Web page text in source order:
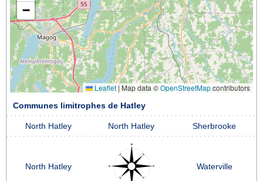
−
Leaflet | Map data ©OpenStreetMapcontributors
Communes limitrophes de Hatley
North Hatley North Hatley Sherbrooke
North Hatley Waterville